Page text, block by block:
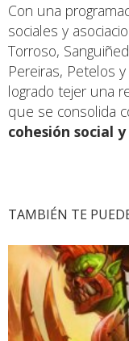
Con una
sociales y
Torroso,
Pereiras, Petelos
logrado tejer una
que se consolida
cohesión social
TAMBIÉN TE